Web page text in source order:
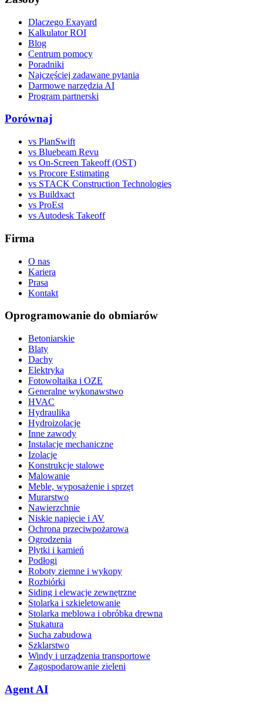
Dlaczego Exayard
Kalkulator ROI
Blog
Centrum pomocy
Poradniki
Najczęściej zadawane pytania
Darmowe narzędzia AI
Program partnerski
Porównaj
vs PlanSwift
vs Bluebeam Revu
vs On-Screen Takeoff (OST)
vs Procore Estimating
vs STACK Construction Technologies
vs Buildxact
vs ProEst
vs Autodesk Takeoff
Firma
O nas
Kariera
Prasa
Kontakt
Oprogramowanie do obmiarów
Betoniarskie
Blaty
Dachy
Elektryka
Fotowoltaika i OZE
Generalne wykonawstwo
HVAC
Hydraulika
Hydroizolacje
Inne zawody
Instalacje mechaniczne
Izolacje
Konstrukcje stalowe
Malowanie
Meble, wyposażenie i sprzęt
Murarstwo
Nawierzchnie
Niskie napięcie i AV
Ochrona przeciwpożarowa
Ogrodzenia
Płytki i kamień
Podłogi
Roboty ziemne i wykopy
Rozbiórki
Siding i elewacje zewnętrzne
Stolarka i szkieletowanie
Stolarka meblowa i obróbka drewna
Stukatura
Sucha zabudowa
Szklarstwo
Windy i urządzenia transportowe
Zagospodarowanie zieleni
Agent AI